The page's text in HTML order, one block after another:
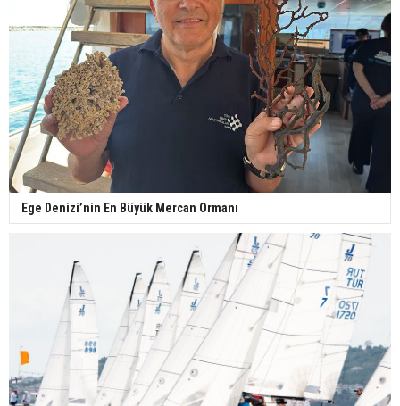
Ege Denizi’nin En Büyük Mercan Ormanı